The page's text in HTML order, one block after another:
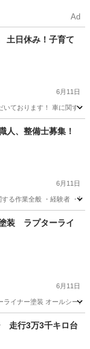
Ad
土日休み！子育て
6月11日
ております！ 車に関す
人、整備士募集！
6月11日
る作業全般 ・経験者 ・
装 ラプターライ
6月11日
イナー塗装 オールシー
ライナー
行3万3千キロ台